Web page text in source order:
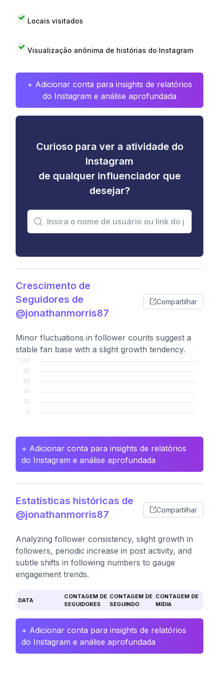
Locais visitados
Visualização anônima de histórias do Instagram
+ Adicionar conta para insights de relatórios
do Instagram e análise aprofundada
Curioso para ver a atividade do
Instagram
de qualquer influenciador que
desejar?
Crescimento de
Seguidores de
@jonathanmorris87
Compartilhar
Minor fluctuations in follower counts suggest a
stable fan base with a slight growth tendency.
+ Adicionar conta para insights de relatórios
do Instagram e análise aprofundada
Estatísticas históricas de
@jonathanmorris87
Compartilhar
Analyzing follower consistency, slight growth in
followers, periodic increase in post activity, and
subtle shifts in following numbers to gauge
engagement trends.
DATA
CONTAGEM DE
SEGUIDORES
CONTAGEM DE
SEGUINDO
CONTAGEM DE
MÍDIA
+ Adicionar conta para insights de relatórios
do Instagram e análise aprofundada